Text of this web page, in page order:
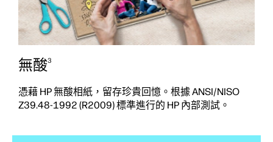
無酸3
憑藉 HP 無酸相紙，留存珍貴回憶。根據 ANSI/NISO
Z39.48-1992 (R2009) 標準進行的 HP 內部測試。